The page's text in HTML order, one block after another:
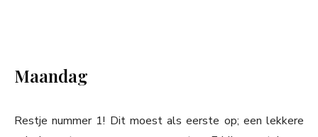
Maandag
Restje nummer 1! Dit moest als eerste op; een lekkere